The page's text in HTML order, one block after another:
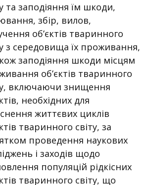
та заподіяння їм шкоди,
збір, вилов,
об’єктів тваринного
з середовища їх проживання,
заподіяння шкоди місцям
об’єктів тваринного
включаючи знищення
необхідних для
життєвих циклів
тваринного світу, за
проведення наукових
і заходів щодо
популяцій рідкісних
тваринного світу, що